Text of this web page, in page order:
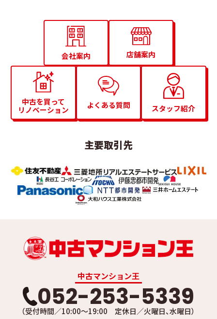
会社案内 店舗案内
中古を買って
リノベーション
よくある質問 スタッフ紹介
主要取引先
中古マンション王
052-253-5339
（受付時間／10:00～19:00 定休日／火曜日、水曜日）